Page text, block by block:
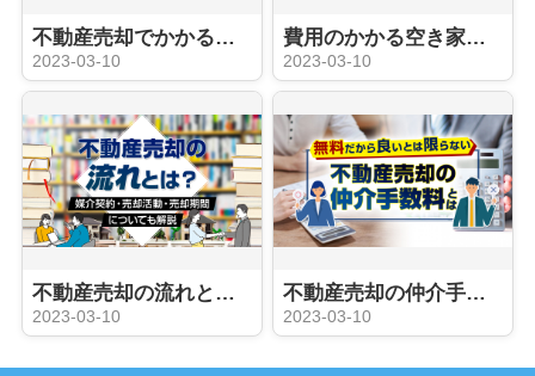
不動産売却でかかる税金の種類は？譲渡所得税の節税方法も解説
2023-03-10
費用のかかる空き家を売却する方法とポイントを解説
2023-03-10
不動産売却の流れとは？媒介契約・売却活動・売却期間についても解説
2023-03-10
不動産売却の仲介手数料とは？
2023-03-10